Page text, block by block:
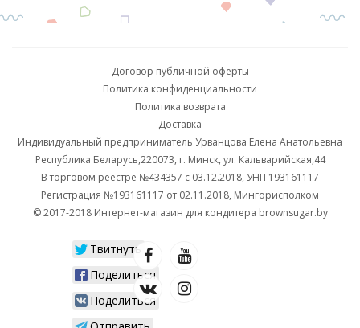
Договор публичной оферты
Политика конфиденциальности
Политика возврата
Доставка
Индивидуальный предприниматель Урванцова Елена Анатольевна
Республика Беларусь,220073, г. Минск, ул. Кальварийская,44
В торговом реестре №434357 с 03.12.2018, УНП 193161117
Регистрация №193161117 от 02.11.2018, Мингорисполком
© 2017-2018 Интернет-магазин для кондитера brownsugar.by
Твитнуть
Поделиться
Поделиться